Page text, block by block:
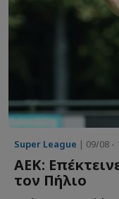
Super League | 09/08 -
ΑΕΚ:
τον Πήλιο